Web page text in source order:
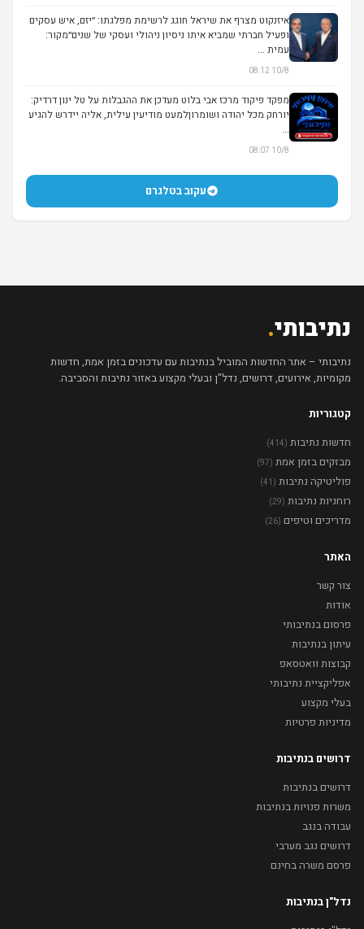
איזנקוט מצרף את שיראל חוגג לרשימת מפלגתו: ״יזם, איש עסקים
ופעיל חברתי שמביא איתו ניסיון ניהולי ועסקי של שנים״מקור:
עמית ...
10/8 08:12
מפקד פיקוד מרכז אבי בלוט מעדכן את ההגבלות על טל ינון דרדיק:
יורחק מכל יהודה ושומרוןלמעט מודיעין עילית, אליה יידרש להגיע
...
10/8 08:07
עקוב בטלגרם
נתיבותי.
נתיבותי – אתר החדשות המוביל בנתיבות עם עדכונים בזמן אמת, חדשות
מקומיות, אירועים, דרושים, נדל"ן ובעלי מקצוע באזור נתיבות והסביבה.
קטגוריות
חדשות נתיבות (414)
מבזקים בזמן אמת (97)
פוליטיקה נתיבות (41)
רוחניות נתיבות (29)
מדריכים וטיפים (26)
האתר
צור קשר
אודות
פרסום בנתיבותי
עיתון בנתיבות
קבוצות וואטסאפ
אפליקציית נתיבותי
בעלי מקצוע
מדיניות פרטיות
דרושים בנתיבות
דרושים בנתיבות
משרות פנויות בנתיבות
עבודה בנגב
דרושים נגב מערבי
פרסם משרה בחינם
נדל"ן בנתיבות